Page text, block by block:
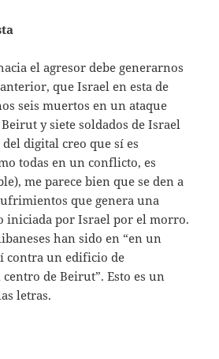
el agresor debe generarnos
que Israel en esta de
seis muertos en un ataque
y siete soldados de Israel
digital creo que sí es
todas en un conflicto, es
me parece bien que se den a
que genera una
iniciada por Israel por el morro.
han sido en “en un
contra un edificio de
de Beirut”. Esto es un
letras.